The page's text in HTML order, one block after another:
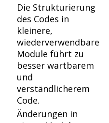
Die Strukturierung
des Codes in
kleinere,
wiederverwendbare
Module führt zu
besser wartbarem
und
verständlicherem
Code.
Änderungen in